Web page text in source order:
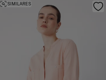
SIMILARES